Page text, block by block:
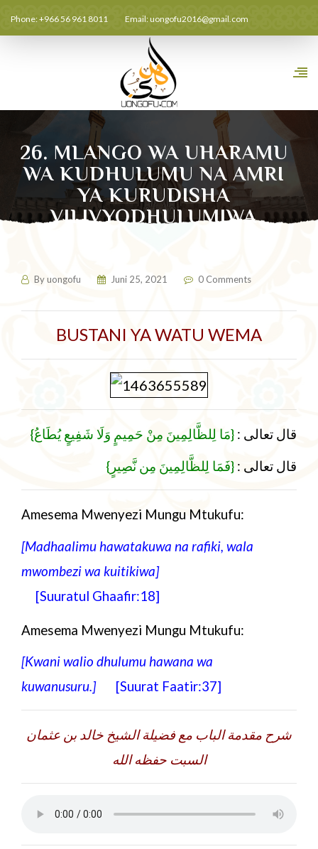
Phone: +966 56 961 8011 Email:uongofu2016@gmail.com
26. MLANGO WA UHARAMU
WA KUDHULUMU NA AMRI
YA KURUDISHA
VILIVYODHULUMIWA
Byuongofu Juni 25, 2021 0 Comments
BUSTANI YA WATU WEMA
{ قال تعالى : {مَا لِلظَّالِمِينَ مِنْ حَمِيمٍ وَلَا شَفِيعٍ يُطَاعُ
{ قال تعالى : {فَمَا لِلظَّالِمِينَ مِن نَّصِيرٍ
Amesema Mwenyezi Mungu Mtukufu:
[Madhaalimu hawatakuwa na rafiki, wala
mwombezi wa kuitikiwa]
[Suuratul Ghaafir:18]
Amesema Mwenyezi Mungu Mtukufu:
[Kwani walio dhulumu hawana wa
kuwanusuru.] [Suurat Faatir:37]
شرح مقدمة الباب مع فضيلة الشيخ خالد بن عثمان
السبت حفظه الله